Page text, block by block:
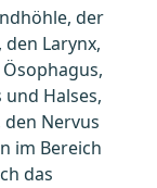
der
Larynx,
Halses,
Nervus
im Bereich
das